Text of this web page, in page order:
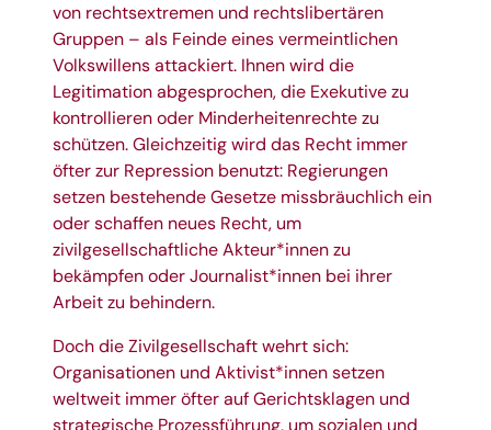
von rechtsextremen und rechtslibertären
Gruppen – als Feinde eines vermeintlichen
Volkswillens attackiert. Ihnen wird die
Legitimation abgesprochen, die Exekutive zu
kontrollieren oder Minderheitenrechte zu
schützen. Gleichzeitig wird das Recht immer
öfter zur Repression benutzt: Regierungen
setzen bestehende Gesetze missbräuchlich ein
oder schaffen neues Recht, um
zivilgesellschaftliche Akteur*innen zu
bekämpfen oder Journalist*innen bei ihrer
Arbeit zu behindern.
Doch die Zivilgesellschaft wehrt sich:
Organisationen und Aktivist*innen setzen
weltweit immer öfter auf Gerichtsklagen und
strategische Prozessführung, um sozialen und